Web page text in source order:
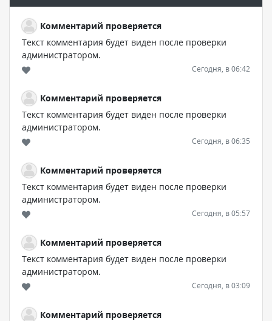
Комментарий проверяется
Текст комментария будет виден после проверки
администратором.
Сегодня, в 06:42
Комментарий проверяется
Текст комментария будет виден после проверки
администратором.
Сегодня, в 06:35
Комментарий проверяется
Текст комментария будет виден после проверки
администратором.
Сегодня, в 05:57
Комментарий проверяется
Текст комментария будет виден после проверки
администратором.
Сегодня, в 03:09
Комментарий проверяется